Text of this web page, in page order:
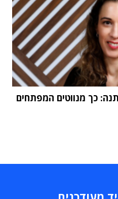
כך מנווטים המפתחים